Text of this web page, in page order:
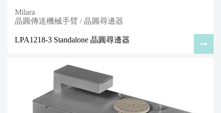
Milara
晶圓傳送機械手臂 / 晶圓尋邊器
LPA1218-3 Standalone 晶圓尋邊器